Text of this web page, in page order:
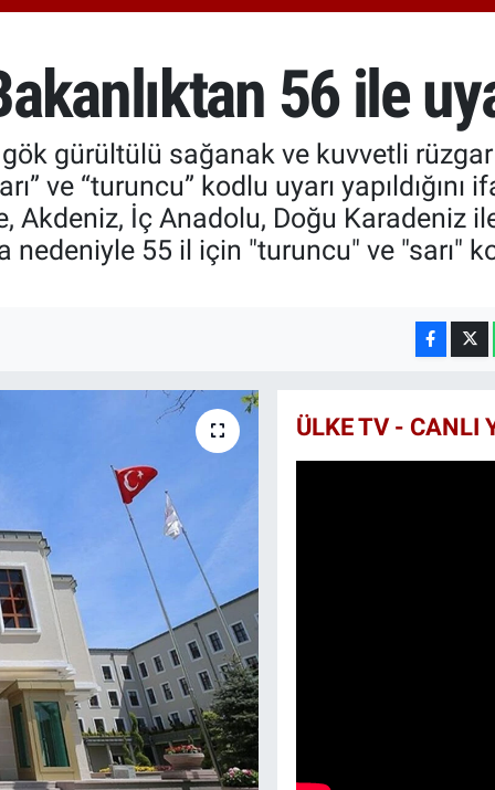
BITCOIN
64.602,05
%0.69
56 ile
gürültülü sağanak ve kuvvetli rüzgar
ve “turuncu” kodlu uyarı yapıldığını
Akdeniz, İç Anadolu, Doğu Karadeniz
nedeniyle 55 il için "turuncu" ve "sarı"
ÜLKE TV - CANLI